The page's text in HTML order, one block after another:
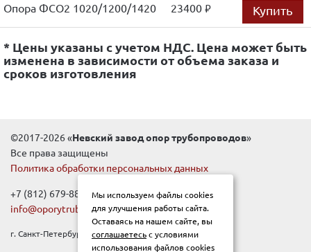
Опора ФСО2 1020/1200/1420 23400 руб. Купить
* Цены указаны с учетом НДС. Цена может быть
изменена в зависимости от объема заказа и
сроков изготовления
©2017-2026 «Невский завод опор трубопроводов»
Все права защищены
Политика обработки персональных данных
+7 (812) 679-88-99
info@oporytrub.ru
г. Санкт-Петербург, Новочеркасский пр-т, д.1Е
Мы используем файлы cookies
для улучшения работы сайта.
Оставаясь на нашем сайте, вы
соглашаетесьс условиями
использования файлов cookies